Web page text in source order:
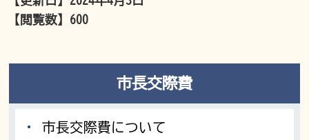
【閲覧数】 600
市長交際費
市長交際費について